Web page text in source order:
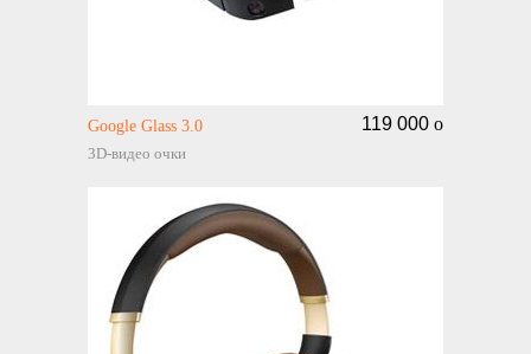
Google Glass 3.0
3D-видео очки
119 000 o